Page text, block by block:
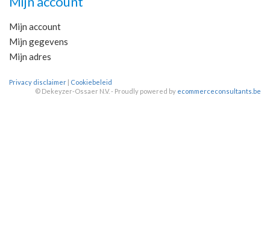
Mijn account
Mijn gegevens
Mijn adres
Privacy disclaimer | Cookiebeleid
© Dekeyzer-Ossaer N.V. - Proudly powered by ecommerceconsultants.be